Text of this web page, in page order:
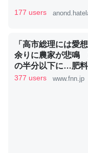
─GPTの仕組みと限界
昆虫ってカルシウ
コオロギのカルシ
─ニュース :: 【研究発
177 users
「高市総理には愛
余りに農家が悲鳴
の半分以下に…肥
騰「今年でやめる
377 users www.fnn.jp